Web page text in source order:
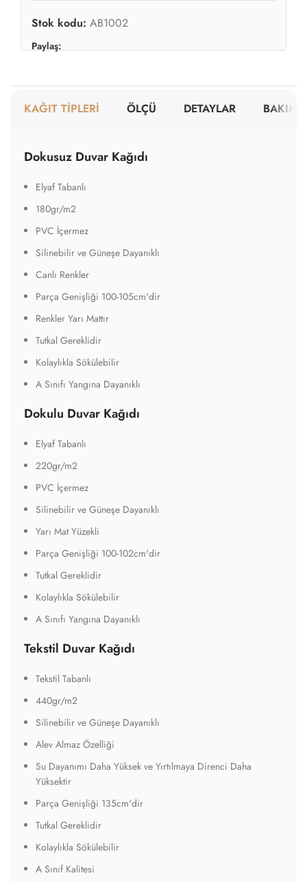
Stok kodu: AB1002
Paylaş:
KAĞIT TİPLERİ ÖLÇÜ DETAYLAR BAKIM
Dokusuz Duvar Kağıdı
Elyaf Tabanlı
180gr/m2
PVC İçermez
Silinebilir ve Güneşe Dayanıklı
Canlı Renkler
Parça Genişliği 100-105cm'dir
Renkler Yarı Mattır
Tutkal Gereklidir
Kolaylıkla Sökülebilir
A Sınıfı Yangına Dayanıklı
Dokulu Duvar Kağıdı
Elyaf Tabanlı
220gr/m2
PVC İçermez
Silinebilir ve Güneşe Dayanıklı
Yarı Mat Yüzekli
Parça Genişliği 100-102cm'dir
Tutkal Gereklidir
Kolaylıkla Sökülebilir
A Sınıfı Yangına Dayanıklı
Tekstil Duvar Kağıdı
Tekstil Tabanlı
440gr/m2
Silinebilir ve Güneşe Dayanıklı
Alev Almaz Özelliği
Su Dayanımı Daha Yüksek ve Yırtılmaya Direnci Daha
Yüksektir
Parça Genişliği 135cm'dir
Tutkal Gereklidir
Kolaylıkla Sökülebilir
A Sınıf Kalitesi